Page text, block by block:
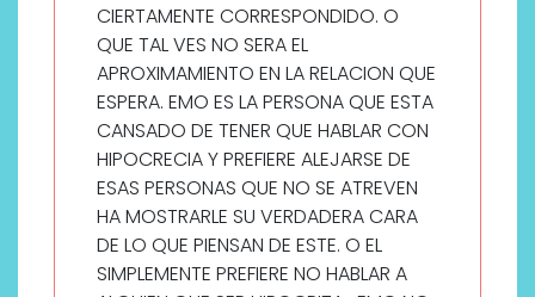
CIERTAMENTE CORRESPONDIDO. O
QUE TAL VES NO SERA EL
APROXIMAMIENTO EN LA RELACION QUE
ESPERA. EMO ES LA PERSONA QUE ESTA
CANSADO DE TENER QUE HABLAR CON
HIPOCRECIA Y PREFIERE ALEJARSE DE
ESAS PERSONAS QUE NO SE ATREVEN
HA MOSTRARLE SU VERDADERA CARA
DE LO QUE PIENSAN DE ESTE. O EL
SIMPLEMENTE PREFIERE NO HABLAR A